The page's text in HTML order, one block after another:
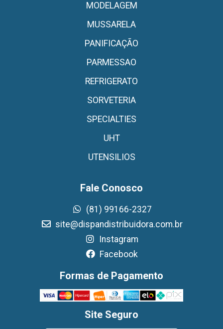
MODELAGEM
MUSSARELA
PANIFICAÇÃO
PARMESSAO
REFRIGERATO
SORVETERIA
SPECIALTIES
UHT
UTENSILIOS
Fale Conosco
(81) 99166-2327
site@dispandistribuidora.com.br
Instagram
Facebook
Formas de Pagamento
Site Seguro